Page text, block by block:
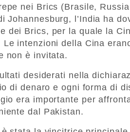
nei Brics (Brasile,
Johannesburg, l’India ha
dei Brics, per la quale la
intenzioni della Cina
non è invitata.
desiderati nella
di denaro e ogni forma di
era importante per
dal Pakistan.